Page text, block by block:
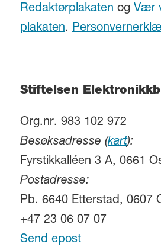
Redaktørplakaten og Vær
plakaten.
Stiftelsen
Org.nr. 983 102 972
Besøksadresse (kart):
Fyrstikkalléen 3 A, 0661
Postadresse:
Pb. 6640 Etterstad, 0607
+47 23 06 07 07
Send epost